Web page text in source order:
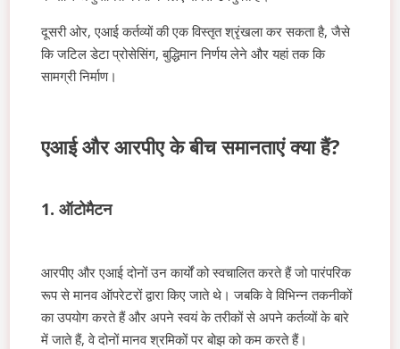
दूसरी ओर, एआई कर्तव्यों की एक विस्तृत श्रृंखला कर सकता है, जैसे
कि जटिल डेटा प्रोसेसिंग, बुद्धिमान निर्णय लेने और यहां तक कि
सामग्री निर्माण।
एआई और आरपीए के बीच समानताएं क्या हैं?
1. ऑटोमैटन
आरपीए और एआई दोनों उन कार्यों को स्वचालित करते हैं जो पारंपरिक
रूप से मानव ऑपरेटरों द्वारा किए जाते थे। जबकि वे विभिन्न तकनीकों
का उपयोग करते हैं और अपने स्वयं के तरीकों से अपने कर्तव्यों के बारे
में जाते हैं, वे दोनों मानव श्रमिकों पर बोझ को कम करते हैं।